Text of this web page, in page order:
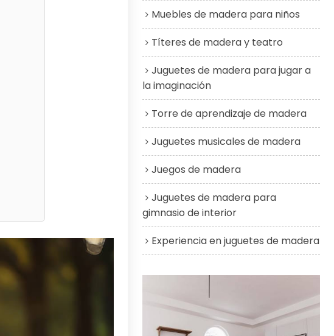
Muebles de madera para niños
Títeres de madera y teatro
Juguetes de madera para jugar a
la imaginación
Torre de aprendizaje de madera
Juguetes musicales de madera
Juegos de madera
Juguetes de madera para
gimnasio de interior
Experiencia en juguetes de madera